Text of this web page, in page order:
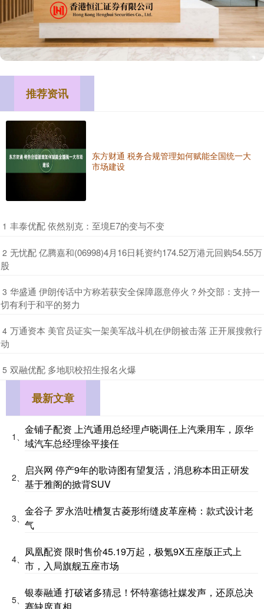
推荐资讯
东方财通 税务合规管理如何赋能全国统一大
市场建设
1 ​丰泰优配 依然别克：至境E7的变与不变
2 ​无忧配 亿腾嘉和(06998)4月16日耗资约174.52万港元回购54.55万
股
3 ​华盛通 伊朗传话中方称若获安全保障愿意停火？外交部：支持一
切有利于和平的努力
4 ​万通资本 美官员证实一架美军战斗机在伊朗被击落 正开展搜救行
动
5 ​双融优配 多地职校招生报名火爆
最新文章
1、
金铺子配资 上汽通用总经理卢晓调任上汽乘用车，原华
域汽车总经理徐平接任
2、
启兴网 停产9年的歌诗图有望复活，消息称本田正研发
基于雅阁的掀背SUV
3、
金谷子 罗永浩吐槽复古菱形绗缝皮革座椅：款式设计老
气
4、
凤凰配资 限时售价45.19万起，极氪9X五座版正式上
市，入局旗舰五座市场
5、
银泰融通 打破诸多猜忌！怀特塞德社媒发声，还原总决